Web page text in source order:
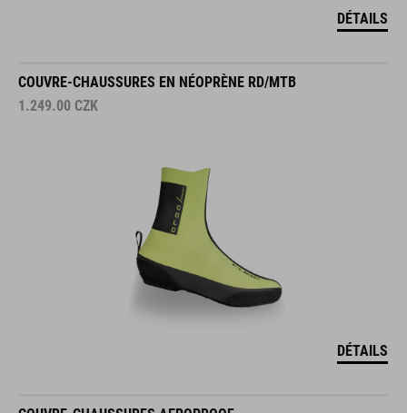
DÉTAILS
COUVRE-CHAUSSURES EN NÉOPRÈNE RD/MTB
1.249.00 CZK
DÉTAILS